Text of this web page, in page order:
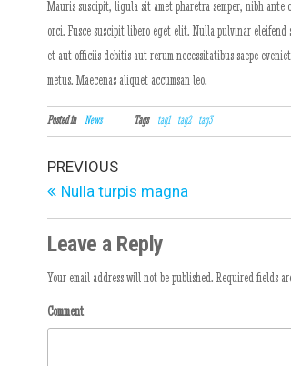
Mauris suscipit, ligula sit amet pharetra semper, nibh
orci. Fusce suscipit libero eget elit. Nulla pulvinar eleifend
et aut officiis debitis aut rerum necessitatibus saepe
metus. Maecenas aliquet accumsan leo.
Posted in News Tags tag1 tag2 tag3
PREVIOUS
Nulla turpis magna
Leave a Reply
Your email address will not be published. Required fields
Comment